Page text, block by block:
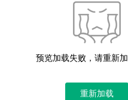
预览加载失败，请重新
重新加载